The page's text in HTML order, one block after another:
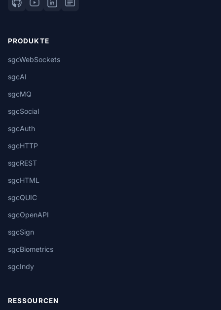
PRODUKTE
sgcWebSockets
sgcAI
sgcMQ
sgcSocial
sgcAuth
sgcHTTP
sgcREST
sgcHTML
sgcQUIC
sgcOpenAPI
sgcSign
sgcBiometrics
sgcIndy
RESSOURCEN